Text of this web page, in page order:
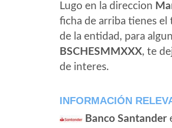
Lugo en la direccion
ficha de arriba tienes el
de la entidad, para
BSCHESMMXXX, te
de interes.
INFORMACIÓN
Banco Santander